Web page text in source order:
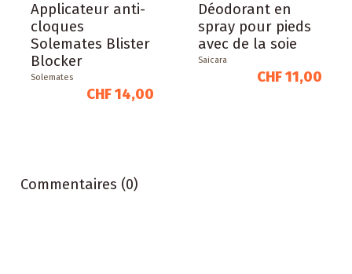
Applicateur anti-
cloques
Solemates Blister
Blocker
Solemates
CHF 14,00
Déodorant en
spray pour pieds
avec de la soie
Saicara
CHF 11,00
Commentaires (0)